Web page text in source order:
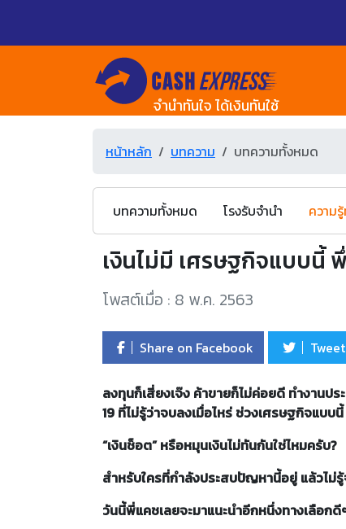
จำนำทันใจ ได้เงินทันใช้
หน้าหลัก บทความ บทความทั้งหมด
บทความทั้งหมด โรงรับจำนำ ความ
เงินไม่มี เศรษฐกิจแบบนี้
โพสต์เมื่อ : 8 พ.ค. 2563
Share on Facebook
ลงทุนก็เสี่ยงเจ๊ง ค้าขายก็ไม่ค่อยดี ทำงานปร
19 ที่ไม่รู้ว่าจบลงเมื่อไหร่ ช่วงเศรษฐกิจแบ
“เงินช็อต” หรือหมุนเงินไม่ทันกันใช่ไหมครับ?
สำหรับใครที่กำลังประสบปัญหานี้อยู่ แล้วไม่รู้
วันนี้พี่แคชเลยจะมาแนะนำอีกหนึ่งทางเลือ